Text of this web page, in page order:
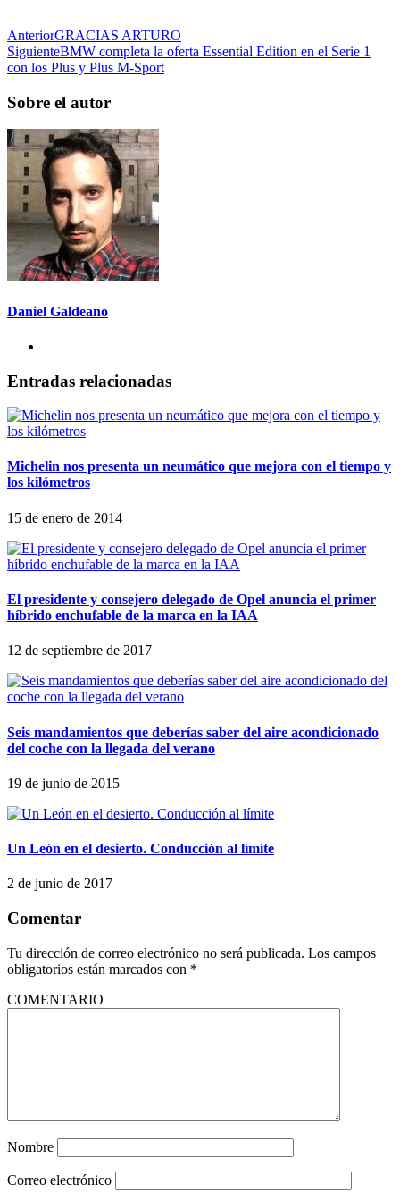
AnteriorGRACIAS ARTURO
SiguienteBMW completa la oferta Essential Edition en el Serie 1
con los Plus y Plus M-Sport
Sobre el autor
Daniel Galdeano
Entradas relacionadas
Michelin nos presenta un neumático que mejora con el tiempo y
los kilómetros
15 de enero de 2014
El presidente y consejero delegado de Opel anuncia el primer
híbrido enchufable de la marca en la IAA
12 de septiembre de 2017
Seis mandamientos que deberías saber del aire acondicionado
del coche con la llegada del verano
19 de junio de 2015
Un León en el desierto. Conducción al límite
2 de junio de 2017
Comentar
Tu dirección de correo electrónico no será publicada. Los campos
obligatorios están marcados con *
COMENTARIO
Nombre
Correo electrónico